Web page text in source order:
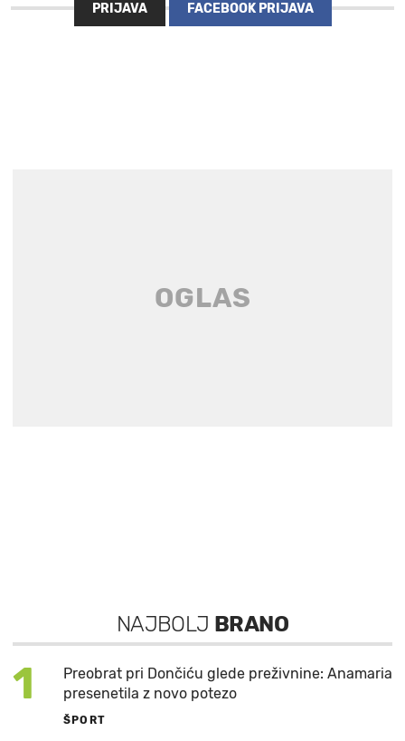
PRIJAVA FACEBOOK PRIJAVA
NAJBOLJ BRANO
1
Preobrat pri Dončiću glede preživnine: Anamaria
presenetila z novo potezo
ŠPORT